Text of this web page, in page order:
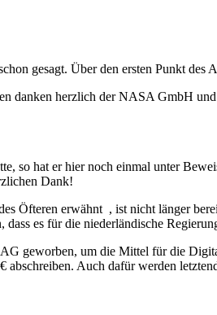
gesagt. Über den ersten Punkt des
danken herzlich der NASA GmbH
so hat er hier noch einmal unter
Dank!
Öfteren erwähnt , ist nicht länger
es für die niederländische
geworben, um die Mittel für die
Auch dafür werden